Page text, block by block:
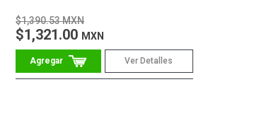
$1,390.53 MXN
$1,321.00 MXN
Ver Detalles